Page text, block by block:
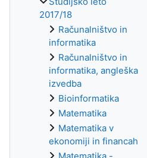
2017/18
Računalništvo in
informatika
Računalništvo in
informatika, angleška
izvedba
Bioinformatika
Matematika
Matematika v
ekonomiji in financah